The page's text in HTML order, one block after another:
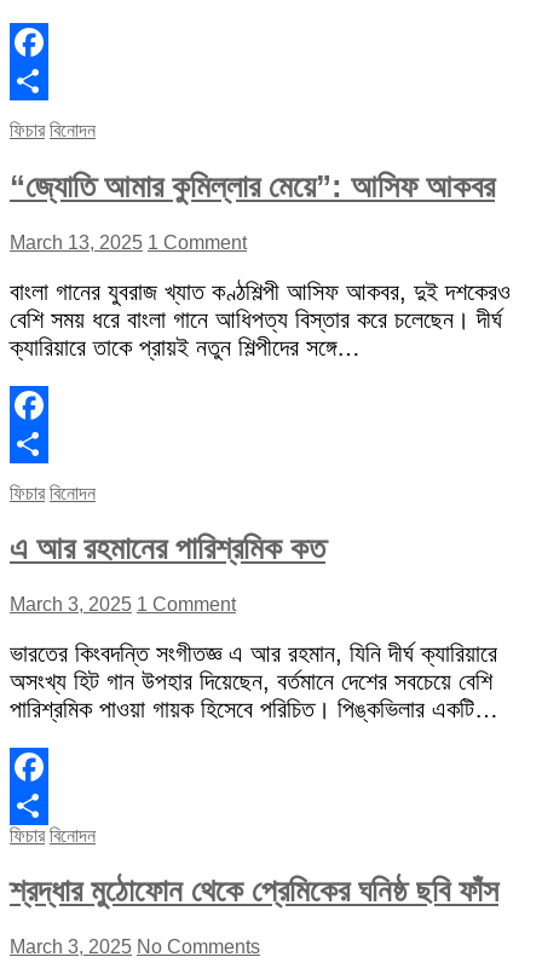
Facebook
Share
ফিচার বিনোদন
“জ্যোতি আমার কুমিল্লার মেয়ে”: আসিফ আকবর
March 13, 2025 1 Comment
বাংলা গানের যুবরাজ খ্যাত কণ্ঠশিল্পী আসিফ আকবর, দুই দশকেরও
বেশি সময় ধরে বাংলা গানে আধিপত্য বিস্তার করে চলেছেন। দীর্ঘ
ক্যারিয়ারে তাকে প্রায়ই নতুন শিল্পীদের সঙ্গে…
Facebook
Share
ফিচার বিনোদন
এ আর রহমানের পারিশ্রমিক কত
March 3, 2025 1 Comment
ভারতের কিংবদন্তি সংগীতজ্ঞ এ আর রহমান, যিনি দীর্ঘ ক্যারিয়ারে
অসংখ্য হিট গান উপহার দিয়েছেন, বর্তমানে দেশের সবচেয়ে বেশি
পারিশ্রমিক পাওয়া গায়ক হিসেবে পরিচিত। পিঙ্কভিলার একটি…
Facebook
Share
ফিচার বিনোদন
শ্রদ্ধার মুঠোফোন থেকে প্রেমিকের ঘনিষ্ঠ ছবি ফাঁস
March 3, 2025 No Comments